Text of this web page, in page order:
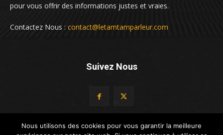
pour vous offrir des informations justes et vraies.
Contactez Nous : contact@letamtamparleur.com
Suivez Nous
Nous utilisons des cookies pour vous garantir la meilleure